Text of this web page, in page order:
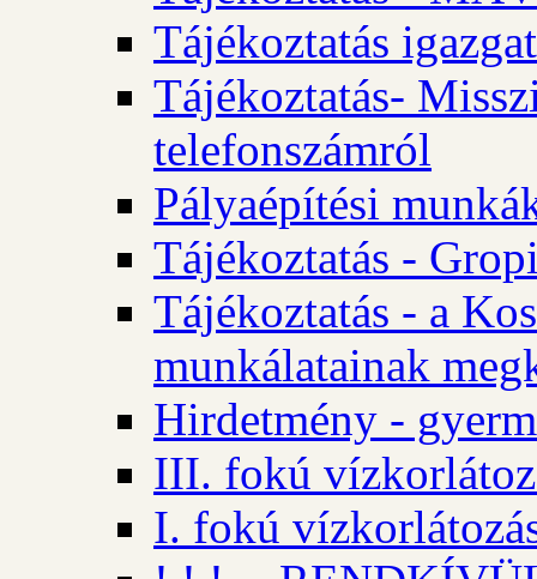
Tájékoztatás
Tájékoztatás-
telefonszámról
Pályaépítési
Tájékoztatás -
Tájékoztatás - a
munkálatainak
Hirdetmény -
III. fokú
I. fokú